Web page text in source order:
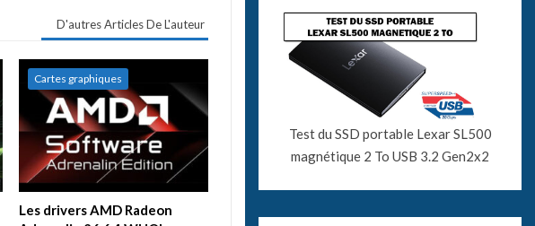
D'autres Articles De L'auteur
Cartes graphiques
Les drivers AMD Radeon
Test du SSD portable Lexar SL500
magnétique 2 To USB 3.2 Gen2x2